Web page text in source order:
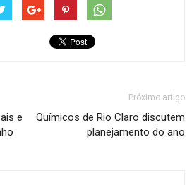
e
Próximo artigo
Químicos de Rio Claro discutem
planejamento do ano